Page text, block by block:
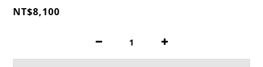
NT$8,100